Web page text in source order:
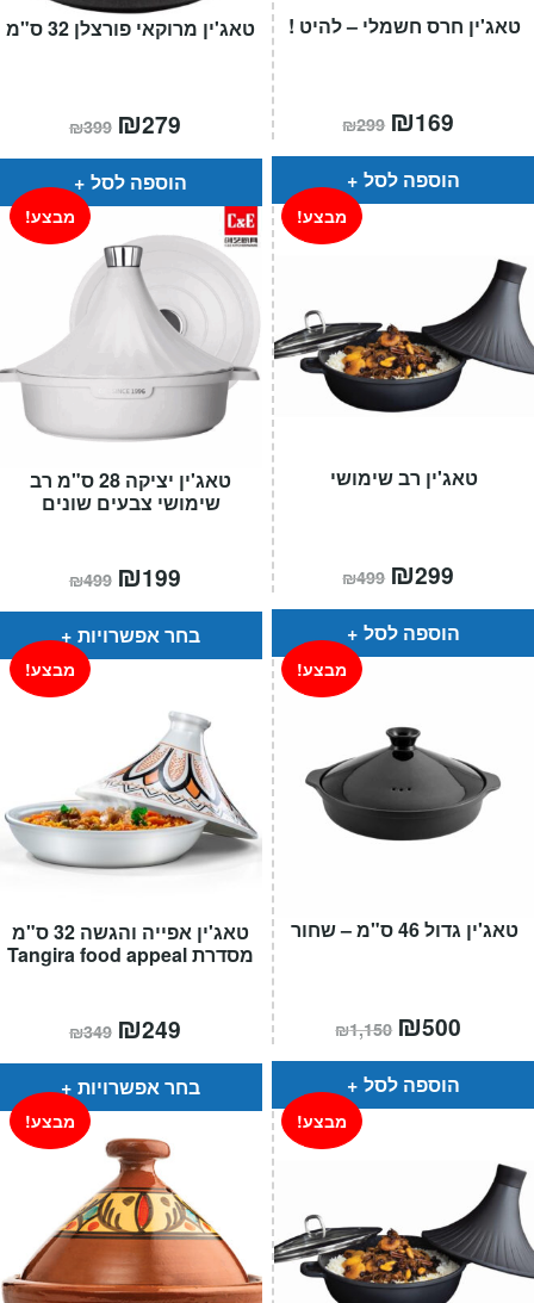
טאג'ין מרוקאי פורצלן 32 ס"מ
₪399 המחיר
המקורי
היה:
₪399.
₪279
הוא:
הוספה לסל
טאג'ין חרס חשמלי – להיט !
₪299 המחיר
המקורי
היה:
₪299.
₪169
הוא:
הוספה לסל
טאג'ין יציקה 28 ס"מ רב
שימושי צבעים שונים
מבצע!
₪499 המחיר
המקורי
היה:
₪499.
₪199
הוא:
בחר אפשרויות
טאג'ין רב שימושי
מבצע!
₪499 המחיר
המקורי
היה:
₪499.
₪299
הוא:
הוספה לסל
טאג'ין אפייה והגשה 32 ס"מ
מסדרת Tangira food appeal
מבצע!
₪349 המחיר
המקורי
היה:
₪349.
₪249
הוא:
בחר אפשרויות
טאג'ין גדול 46 ס"מ – שחור
מבצע!
₪1,150 המחיר
המקורי
היה:
₪500
הוא:
הוספה לסל
מבצע! מבצע!